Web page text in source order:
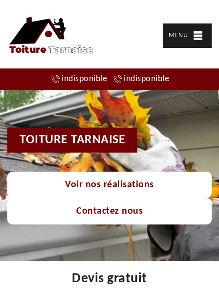
MENU
indisponible indisponible
TOITURE TARNAISE
Voir nos réalisations
Contactez nous
Devis gratuit